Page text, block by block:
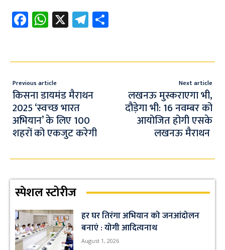
Fa
ce
o
o
k
W
h
s
A
p
p
X Te
le
a e
Previous article
किसना डायमंड मैराथन
2025 ‘स्वच्छ भारत
अभियान’ के लिए 100
शहरों को एकजुट करेगी
Next article
लखनऊ मुस्कराएगा भी,
दौड़ेगा भी: 16 नवम्बर को
आयोजित होगी एसके
लखनऊ मैराथन
स्पेशल स्टोरीज
हर घर तिरंगा अभियान को जनआंदोलन
बनाएं : योगी आदित्यनाथ
August 1, 2026